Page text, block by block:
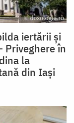
iertării și
Priveghere în
la
din Iași